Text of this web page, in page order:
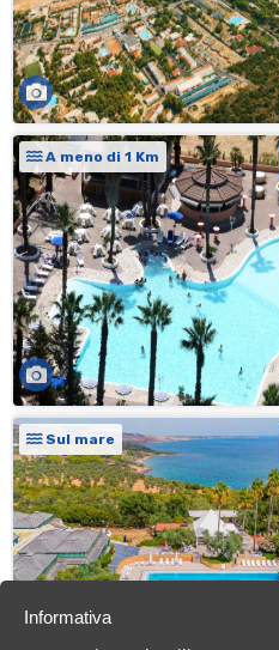
A meno di 1 Km
Sul mare
Informativa